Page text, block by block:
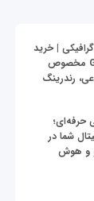
| خرید
GPU Server مخصوص
رندرینگ
حرفه‌ای؛
شما در
و هوش